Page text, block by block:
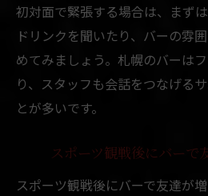
バーで語る観戦後の感
スポーツ好きが集う札
札幌交流バーは観戦
友達と盛り上がる観戦
交流重視なら札幌のバーが
札幌交流バーは友達作
初対面で緊張する場合は、まず
ドリンクを聞いたり、バーの雰
めてみましょう。札幌のバーは
り、スタッフも会話をつなげる
とが多いです。
スポーツ観戦後にバーで
スポーツ観戦後にバーで友達が